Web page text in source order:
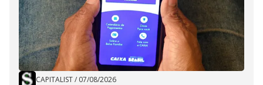
CAPITALIST/ 07/08/2026